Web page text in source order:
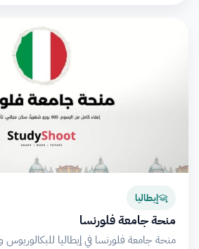
إيطاليا
منحة جامعة فلورنسا
منحة جامعة فلورنسا في إيطاليا للبكالوريوس